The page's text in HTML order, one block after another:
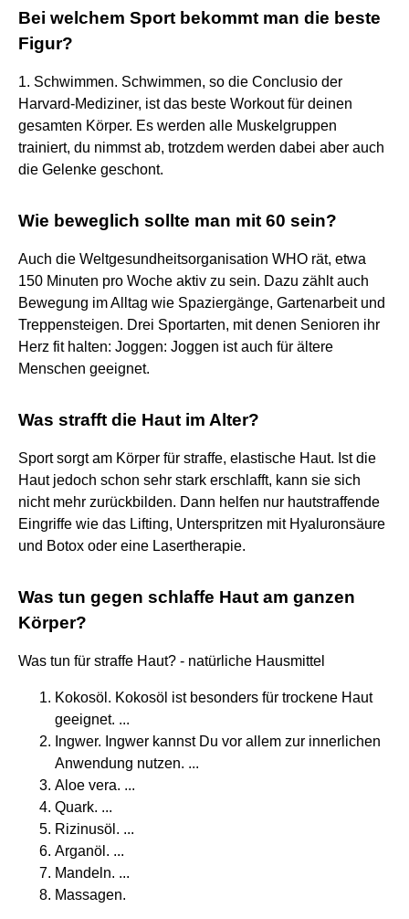
Bei welchem Sport bekommt man die beste
Figur?
1. Schwimmen. Schwimmen, so die Conclusio der
Harvard-Mediziner, ist das beste Workout für deinen
gesamten Körper. Es werden alle Muskelgruppen
trainiert, du nimmst ab, trotzdem werden dabei aber auch
die Gelenke geschont.
Wie beweglich sollte man mit 60 sein?
Auch die Weltgesundheitsorganisation WHO rät, etwa
150 Minuten pro Woche aktiv zu sein. Dazu zählt auch
Bewegung im Alltag wie Spaziergänge, Gartenarbeit und
Treppensteigen. Drei Sportarten, mit denen Senioren ihr
Herz fit halten: Joggen: Joggen ist auch für ältere
Menschen geeignet.
Was strafft die Haut im Alter?
Sport sorgt am Körper für straffe, elastische Haut. Ist die
Haut jedoch schon sehr stark erschlafft, kann sie sich
nicht mehr zurückbilden. Dann helfen nur hautstraffende
Eingriffe wie das Lifting, Unterspritzen mit Hyaluronsäure
und Botox oder eine Lasertherapie.
Was tun gegen schlaffe Haut am ganzen
Körper?
Was tun für straffe Haut? - natürliche Hausmittel
Kokosöl. Kokosöl ist besonders für trockene Haut
geeignet. ...
Ingwer. Ingwer kannst Du vor allem zur innerlichen
Anwendung nutzen. ...
Aloe vera. ...
Quark. ...
Rizinusöl. ...
Arganöl. ...
Mandeln. ...
Massagen.